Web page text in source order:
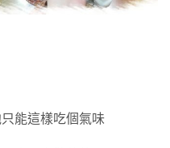
能這樣吃個氣味